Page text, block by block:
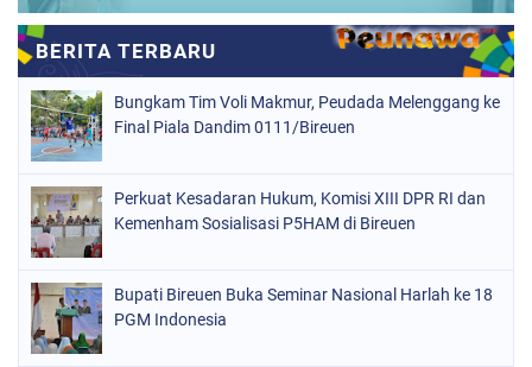
Bungkam Tim Voli Makmur, Peudada Melenggang ke
Final Piala Dandim 0111/Bireuen
Perkuat Kesadaran Hukum, Komisi XIII DPR RI dan
Kemenham Sosialisasi P5HAM di Bireuen
Bupati Bireuen Buka Seminar Nasional Harlah ke 18
PGM Indonesia